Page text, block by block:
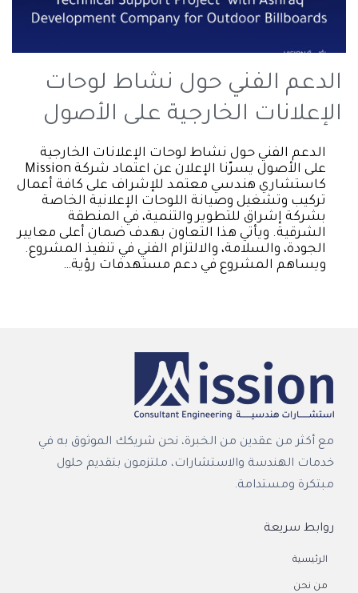
الدعم الفني حول نشاط لوحات
الإعلانات الخارجية على الأصول
الدعم الفني حول نشاط لوحات الإعلانات الخارجية
على الأصول يسرّنا الإعلان عن اعتماد شركة Mission
كاستشاري هندسي معتمد للإشراف على كافة أعمال
تركيب وتشغيل وصيانة اللوحات الإعلانية الخاصة
بشركة إشراق للتطوير والتنمية، في المنطقة
الشرقية. ويأتي هذا التعاون بهدف ضمان أعلى معايير
الجودة، والسلامة، والالتزام الفني في تنفيذ المشروع.
ويساهم المشروع في دعم مستهدفات رؤية…
روابط سريعة
الرئيسية
من نحن
مع أكثر من عقدين من الخبرة، نحن شريكك الموثوق به في
خدمات الهندسة والاستشارات، ملتزمون بتقديم حلول
مبتكرة ومستدامة.